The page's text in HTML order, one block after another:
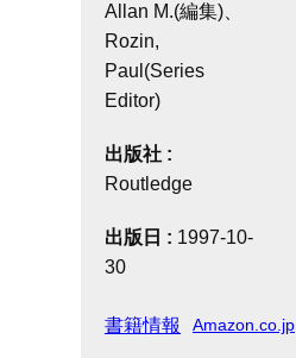
Allan M.(編集)、
Rozin,
Paul(Series
Editor)
出版社 :
Routledge
出版日 : 1997-10-
30
書籍情報 Amazon.co.jp